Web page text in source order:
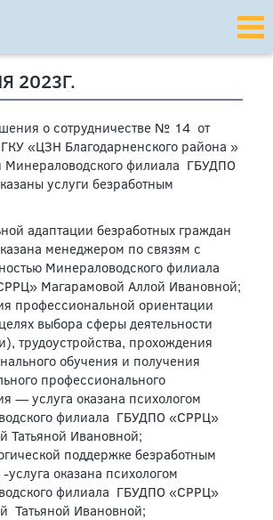
2023Г.
о сотрудничестве № 14 от
«ЦЗН Благодарненского района »
Минераловодского филиала ГБУДПО
услуги безработным
адаптации безработных граждан
менеджером по связям с
Минераловодского филиала
Магарамовой Аллой Ивановной;
профессиональной ориентации
выбора сферы деятельности
трудоустройства, прохождения
обучения и получения
профессионального
— услуга оказана психологом
филиала ГБУДПО «СРРЦ»
Татьяной Ивановной;
поддержке безработным
услуга оказана психологом
филиала ГБУДПО «СРРЦ»
Татьяной Ивановной;